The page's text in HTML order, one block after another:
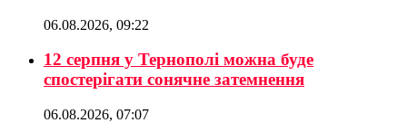
06.08.2026, 09:22
12 серпня у Тернополі можна буде
спостерігати сонячне затемнення
06.08.2026, 07:07